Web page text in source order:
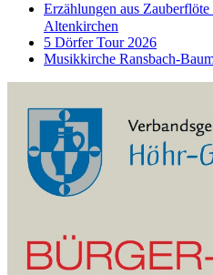
Erzählungen aus
Altenkirchen
5 Dörfer Tour 2026
Musikkirche Ransbach-